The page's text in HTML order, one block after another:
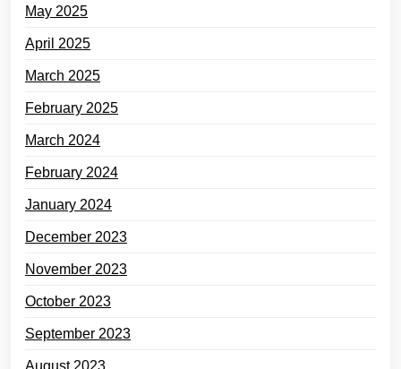
May 2025
April 2025
March 2025
February 2025
March 2024
February 2024
January 2024
December 2023
November 2023
October 2023
September 2023